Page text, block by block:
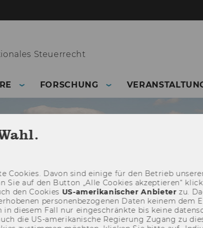
Steuerrecht
FORSCHUNG
Coo­kies. Davon sind ei­ni­ge für den Be­trieb
Sie auf den But­ton „Alle Coo­kies ak­zep­tie­ren“
den Coo­kies US-​amerikanischer An­bie­terzu.
per­so­nen­be­zo­ge­nen Daten kei­nem dem
in die­sem Fall nur ein­ge­schränk­te bis keine
die US-​amerikanische Re­gie­rung Zu­gang zu